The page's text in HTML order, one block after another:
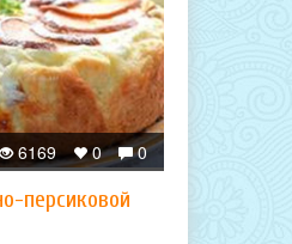
0
0
6169
персиковой